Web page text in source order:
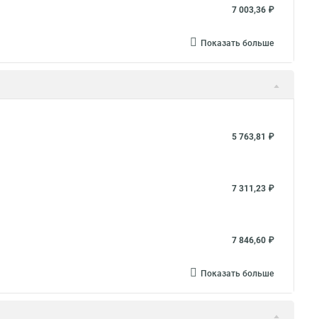
7 003,36 ₽
Показать больше
5 763,81 ₽
7 311,23 ₽
7 846,60 ₽
Показать больше